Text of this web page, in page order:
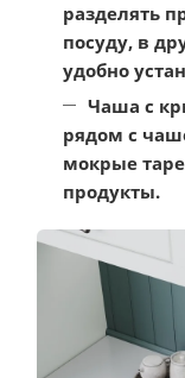
разделять
посуду, в
удобно
Чаша с
рядом с
мокрые
продукты.